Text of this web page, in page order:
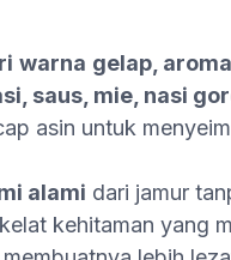
warna gelap,
saus, mie, nasi
asin untuk
alami dari jamur
kehitaman yang